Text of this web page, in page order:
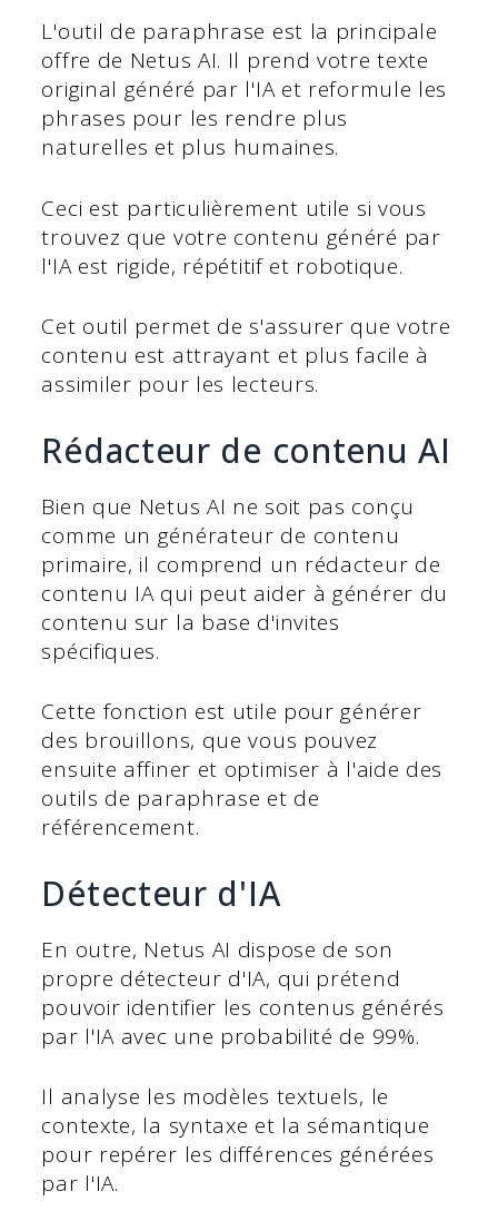
L'outil de paraphrase est la principale
offre de Netus AI. Il prend votre texte
original généré par l'IA et reformule les
phrases pour les rendre plus
naturelles et plus humaines.
Ceci est particulièrement utile si vous
trouvez que votre contenu généré par
l'IA est rigide, répétitif et robotique.
Cet outil permet de s'assurer que votre
contenu est attrayant et plus facile à
assimiler pour les lecteurs.
Rédacteur de contenu AI
Bien que Netus AI ne soit pas conçu
comme un générateur de contenu
primaire, il comprend un rédacteur de
contenu IA qui peut aider à générer du
contenu sur la base d'invites
spécifiques.
Cette fonction est utile pour générer
des brouillons, que vous pouvez
ensuite affiner et optimiser à l'aide des
outils de paraphrase et de
référencement.
Détecteur d'IA
En outre, Netus AI dispose de son
propre détecteur d'IA, qui prétend
pouvoir identifier les contenus générés
par l'IA avec une probabilité de 99%.
Il analyse les modèles textuels, le
contexte, la syntaxe et la sémantique
pour repérer les différences générées
par l'IA.